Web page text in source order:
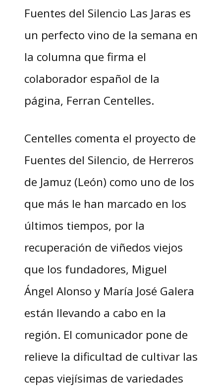
Fuentes del Silencio Las Jaras es
un perfecto vino de la semana en
la columna que firma el
colaborador español de la
página, Ferran Centelles.
Centelles comenta el proyecto de
Fuentes del Silencio, de Herreros
de Jamuz (León) como uno de los
que más le han marcado en los
últimos tiempos, por la
recuperación de viñedos viejos
que los fundadores, Miguel
Ángel Alonso y María José Galera
están llevando a cabo en la
región. El comunicador pone de
relieve la dificultad de cultivar las
cepas viejísimas de variedades